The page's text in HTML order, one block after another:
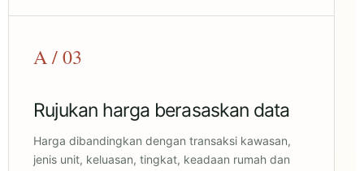
A / 03
Rujukan harga berasaskan data
Harga dibandingkan dengan transaksi kawasan,
jenis unit, keluasan, tingkat, keadaan rumah dan